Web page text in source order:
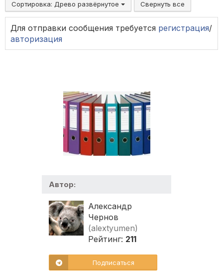
Сортировка: Древо развёрнутое Свернуть все
Для отправки сообщения требуется регистрация/
авторизация
Автор:
Александр
Чернов
(alextyumen)
Рейтинг: 211
Подписаться